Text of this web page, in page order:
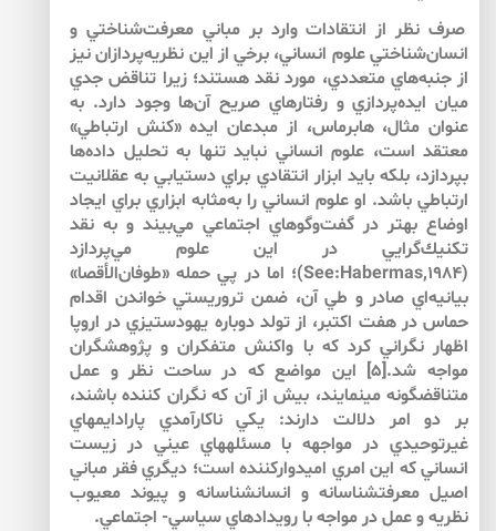
صرف نظر از انتقادات وارد بر مباني معرفت‌شناختي و
انسان‌شناختي علوم انساني، برخي از اين نظريه‌پردازان نيز
از جنبه‌هاي متعددي، مورد نقد هستند؛ زيرا تناقض جدي
ميان ايده‌پردازي و رفتارهاي صريح آن‌ها وجود دارد. به
عنوان مثال، هابرماس، از مبدعان ايده «كنش ارتباطي»
معتقد است، علوم انساني نبايد تنها به تحليل داده‌ها
بپردازد، بلكه بايد ابزار انتقادي براي دستيابي به عقلانيت
ارتباطي باشد. او علوم انساني را به‌مثابه ابزاري براي ايجاد
اوضاع بهتر در گفت‌وگوهاي اجتماعي مي‌بيند و به نقد
تكنيك‌گرايي در اين علوم مي‌پردازد
(See:Habermas,1984)؛ اما در پي حمله «طوفان‌الأقصا»
بيانيه‌اي صادر و طي آن، ضمن تروريستي خواندن اقدام
حماس در هفت اكتبر، از تولد دوباره يهودستيزي در اروپا
اظهار نگراني كرد كه با واكنش متفكران و پژوهشگران
مواجه شد.[5] اين مواضع كه در ساحت نظر و عمل
متناقض­گونه مي­نمايند، بيش از آن كه نگران كننده باشند،
بر دو امر دلالت دارند: يكي ناكارآمدي پارادايم­هاي
غيرتوحيدي در مواجهه با مسئله­هاي عيني در زيست
انساني كه اين امري اميدواركننده است؛ ديگري فقر مباني
اصيل معرفت­شناسانه و انسان­شناسانه و پيوند معيوب
نظريه و عمل در مواجه با رويدادهاي سياسي- اجتماعي.